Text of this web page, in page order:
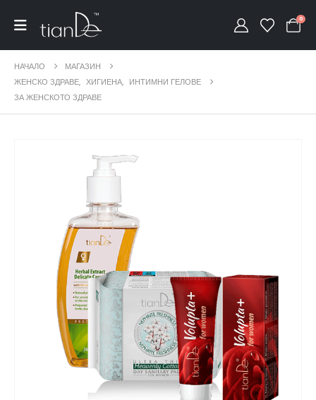
0
НАЧАЛО
МАГАЗИН
ЖЕНСКО ЗДРАВЕ, ХИГИЕНА, ИНТИМНИ ГЕЛОВЕ
ЗА ЖЕНСКОТО ЗДРАВЕ